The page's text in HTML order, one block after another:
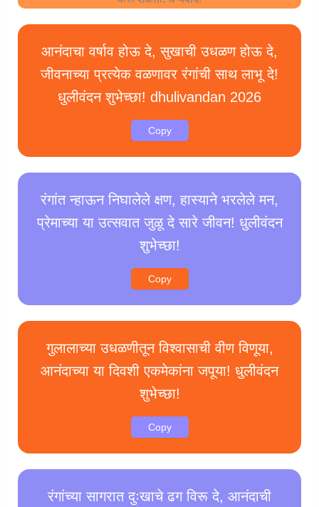
आनंदाचा वर्षाव होऊ दे, सुखाची उधळण होऊ दे,
जीवनाच्या प्रत्येक वळणावर रंगांची साथ लाभू दे!
धुलीवंदन शुभेच्छा! dhulivandan 2026
Copy
रंगांत न्हाऊन निघालेले क्षण, हास्याने भरलेले मन,
प्रेमाच्या या उत्सवात जुळू दे सारे जीवन! धुलीवंदन
शुभेच्छा!
Copy
गुलालाच्या उधळणीतून विश्वासाची वीण विणूया,
आनंदाच्या या दिवशी एकमेकांना जपूया! धुलीवंदन
शुभेच्छा!
Copy
रंगांच्या सागरात दुःखाचे ढग विरू दे, आनंदाची